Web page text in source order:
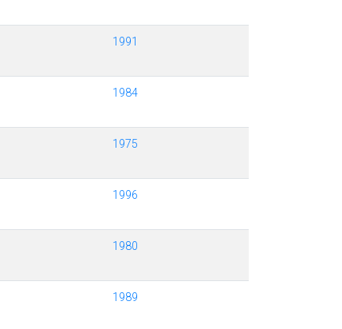
1991
1984
1975
1996
1980
1989